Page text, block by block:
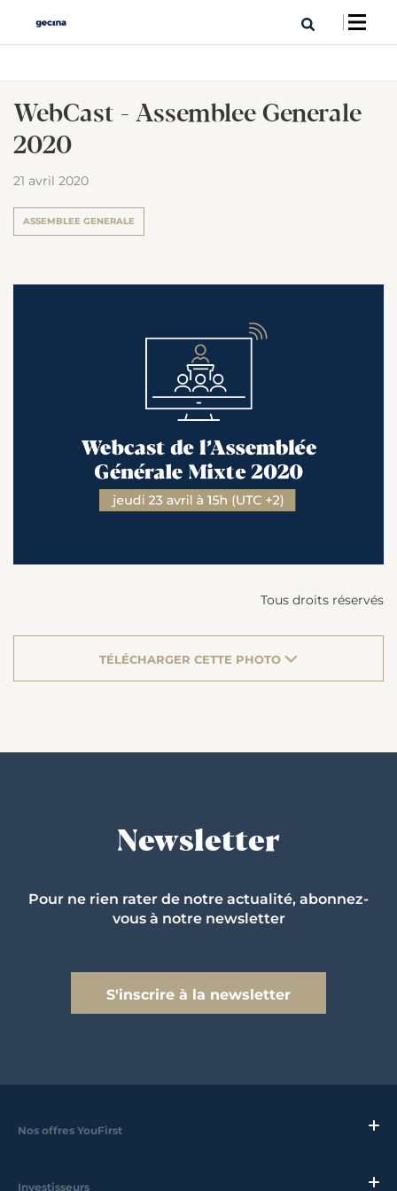
WebCast - Assemblee Generale
2020
21 avril 2020
ASSEMBLEE GENERALE
Tous droits réservés
TÉLÉCHARGER CETTE PHOTO
Newsletter
Pour ne rien rater de notre actualité, abonnez-
vous à notre newsletter
S'inscrire à la newsletter
Nos offres YouFirst
Investisseurs